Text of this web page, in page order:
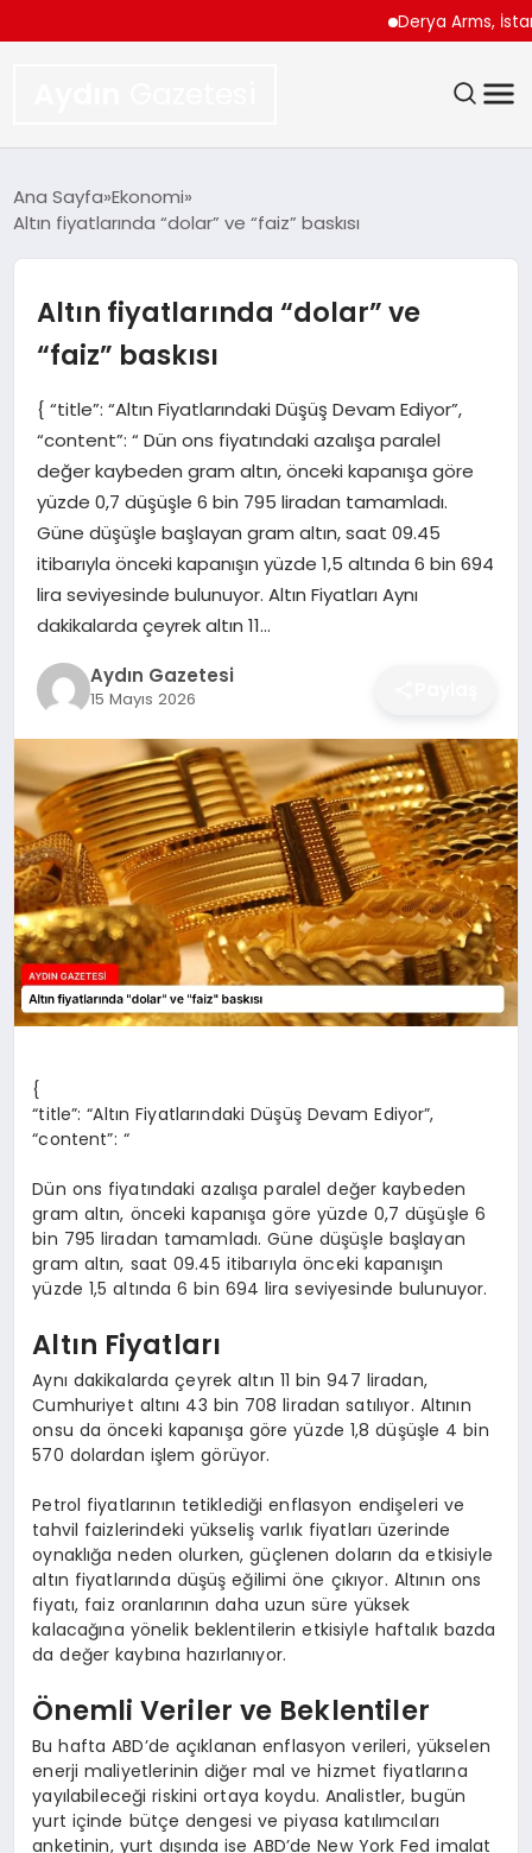
Derya Arms, İstanbul
TEKNOLOJI
SPOR
EKONOMI
SIYASET
YAŞAM
MAGAZIN
SAĞLIK
EĞITIM
Ana Sayfa Ekonomi
Altın fiyatlarında “dolar” ve “faiz” baskısı
Altın fiyatlarında “dolar” ve
“faiz” baskısı
{ “title”: “Altın Fiyatlarındaki Düşüş Devam Ediyor”,
“content”: “ Dün ons fiyatındaki azalışa paralel
değer kaybeden gram altın, önceki kapanışa göre
yüzde 0,7 düşüşle 6 bin 795 liradan tamamladı.
Güne düşüşle başlayan gram altın, saat 09.45
itibarıyla önceki kapanışın yüzde 1,5 altında 6 bin 694
lira seviyesinde bulunuyor. Altın Fiyatları Aynı
dakikalarda çeyrek altın 11…
Aydın Gazetesi
15 Mayıs 2026
{
“title”: “Altın Fiyatlarındaki Düşüş Devam Ediyor”,
“content”: “
Dün ons fiyatındaki azalışa paralel değer kaybeden
gram altın, önceki kapanışa göre yüzde 0,7 düşüşle 6
bin 795 liradan tamamladı. Güne düşüşle başlayan
gram altın, saat 09.45 itibarıyla önceki kapanışın
yüzde 1,5 altında 6 bin 694 lira seviyesinde bulunuyor.
Altın Fiyatları
Aynı dakikalarda çeyrek altın 11 bin 947 liradan,
Cumhuriyet altını 43 bin 708 liradan satılıyor. Altının
onsu da önceki kapanışa göre yüzde 1,8 düşüşle 4 bin
570 dolardan işlem görüyor.
Petrol fiyatlarının tetiklediği enflasyon endişeleri ve
tahvil faizlerindeki yükseliş varlık fiyatları üzerinde
oynaklığa neden olurken, güçlenen doların da etkisiyle
altın fiyatlarında düşüş eğilimi öne çıkıyor. Altının ons
fiyatı, faiz oranlarının daha uzun süre yüksek
kalacağına yönelik beklentilerin etkisiyle haftalık bazda
da değer kaybına hazırlanıyor.
Önemli Veriler ve Beklentiler
Bu hafta ABD’de açıklanan enflasyon verileri, yükselen
enerji maliyetlerinin diğer mal ve hizmet fiyatlarına
yayılabileceği riskini ortaya koydu. Analistler, bugün
yurt içinde bütçe dengesi ve piyasa katılımcıları
anketinin, yurt dışında ise ABD’de New York Fed imalat